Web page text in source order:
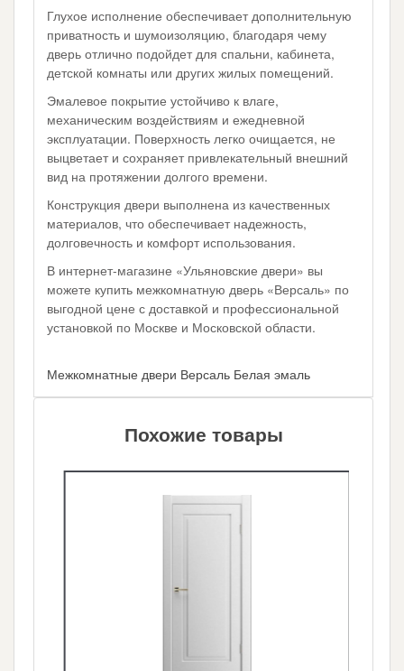
Глухое исполнение обеспечивает дополнительную
приватность и шумоизоляцию, благодаря чему
дверь отлично подойдет для спальни, кабинета,
детской комнаты или других жилых помещений.
Эмалевое покрытие устойчиво к влаге,
механическим воздействиям и ежедневной
эксплуатации. Поверхность легко очищается, не
выцветает и сохраняет привлекательный внешний
вид на протяжении долгого времени.
Конструкция двери выполнена из качественных
материалов, что обеспечивает надежность,
долговечность и комфорт использования.
В интернет-магазине «Ульяновские двери» вы
можете купить межкомнатную дверь «Версаль» по
выгодной цене с доставкой и профессиональной
установкой по Москве и Московской области.
Межкомнатные двери Версаль Белая эмаль
Похожие товары